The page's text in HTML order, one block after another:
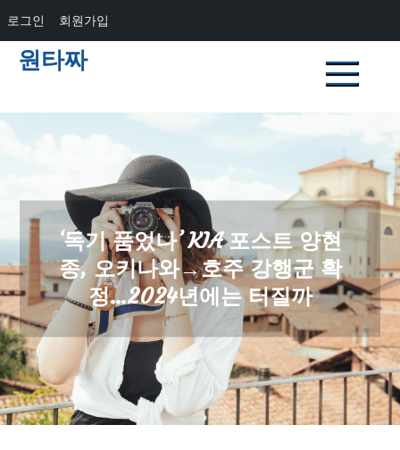
로그인 회원가입
Skip원타짜
‘독기 품었나’ KIA 포스트 양현
종, 오키나와→호주 강행군 확
정…2024년에는 터질까